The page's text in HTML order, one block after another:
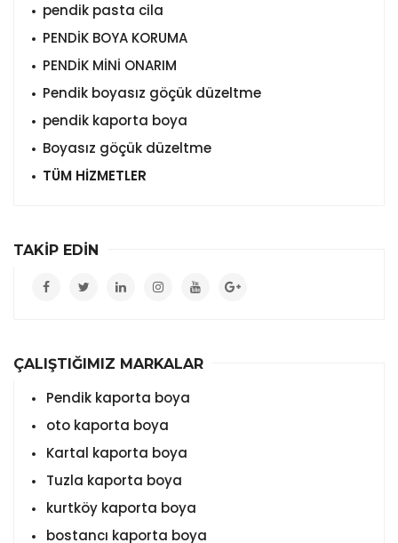
pendik pasta cila
PENDİK BOYA KORUMA
PENDİK MİNİ ONARIM
Pendik boyasız göçük düzeltme
pendik kaporta boya
Boyasız göçük düzeltme
TÜM HİZMETLER
TAKİP EDİN
ÇALIŞTIĞIMIZ MARKALAR
Pendik kaporta boya
oto kaporta boya
Kartal kaporta boya
Tuzla kaporta boya
kurtköy kaporta boya
bostancı kaporta boya